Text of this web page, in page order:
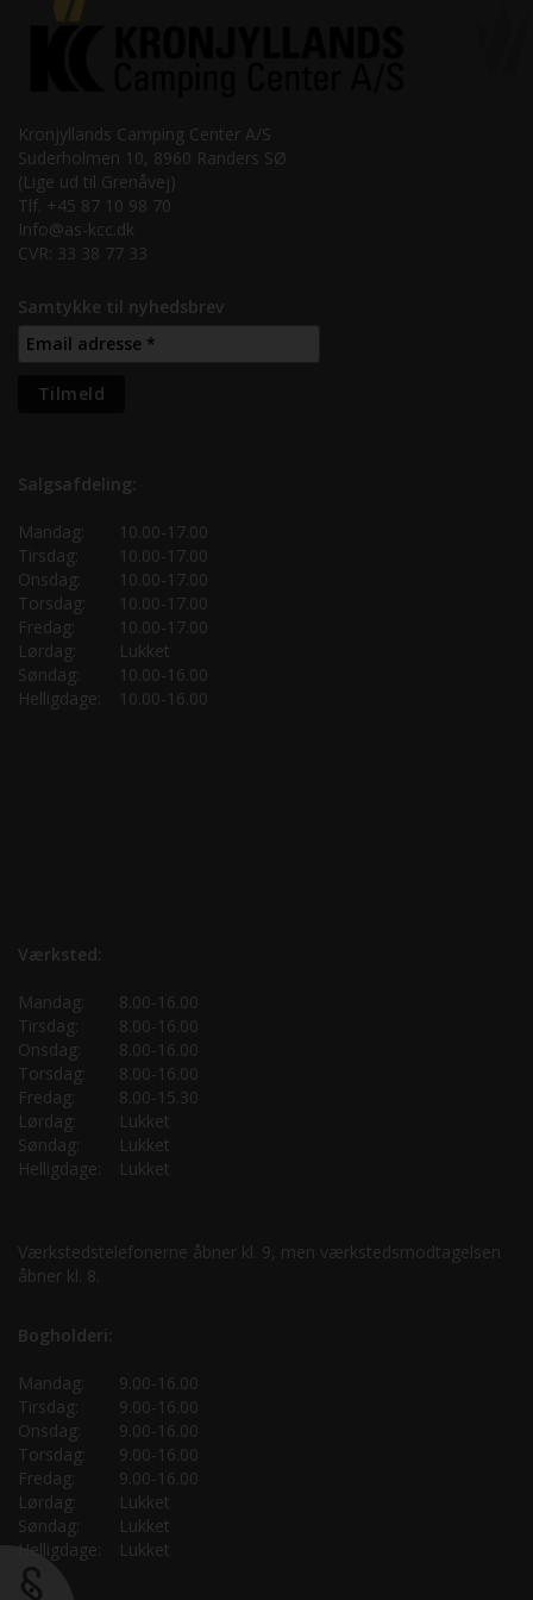
Kronjyllands Camping Center A/S
Suderholmen 10, 8960 Randers SØ
(Lige ud til Grenåvej)
Tlf. +45 87 10 98 70
Info@as-kcc.dk
CVR: 33 38 77 33
Samtykke til nyhedsbrev
Salgsafdeling:
Mandag:
10.00-17.00
Tirsdag:
10.00-17.00
Onsdag:
10.00-17.00
Torsdag:
10.00-17.00
Fredag:
10.00-17.00
Lørdag:
Lukket
Søndag:
10.00-16.00
Helligdage:
10.00-16.00
Værksted:
Mandag:
8.00-16.00
Tirsdag:
8.00-16.00
Onsdag:
8.00-16.00
Torsdag:
8.00-16.00
Fredag:
8.00-15.30
Lørdag:
Lukket
Søndag:
Lukket
Helligdage:
Lukket
Værkstedstelefonerne åbner kl. 9, men værkstedsmodtagelsen
åbner kl. 8.
Bogholderi:
Mandag:
9.00-16.00
Tirsdag:
9.00-16.00
Onsdag:
9.00-16.00
Torsdag:
9.00-16.00
Fredag:
9.00-16.00
Lørdag:
Lukket
Søndag:
Lukket
Helligdage:
Lukket